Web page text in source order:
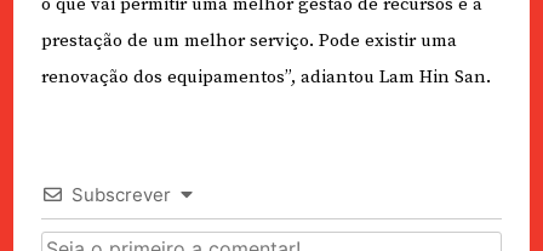
o que vai permitir uma melhor gestão de recursos e a
prestação de um melhor serviço. Pode existir uma
renovação dos equipamentos”, adiantou Lam Hin San.
Subscrever